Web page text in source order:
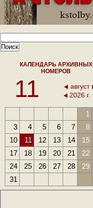
КАЛЕНДАРЬ АРХИВНЫХ
НОМЕРОВ
11
август
2026 г.
1
3
4 5 6 7 8
10
11 12 13 14 15
17
18 19 20 21 22
24
25 26 27 28 29
31